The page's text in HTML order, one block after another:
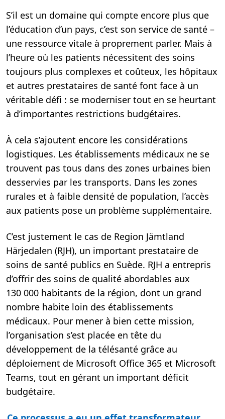
S’il est un domaine qui compte encore plus que
l’éducation d’un pays, c’est son service de santé –
une ressource vitale à proprement parler. Mais à
l’heure où les patients nécessitent des soins
toujours plus complexes et coûteux, les hôpitaux
et autres prestataires de santé font face à un
véritable défi : se moderniser tout en se heurtant
à d’importantes restrictions budgétaires.
À cela s’ajoutent encore les considérations
logistiques. Les établissements médicaux ne se
trouvent pas tous dans des zones urbaines bien
desservies par les transports. Dans les zones
rurales et à faible densité de population, l’accès
aux patients pose un problème supplémentaire.
C’est justement le cas de Region Jämtland
Härjedalen (RJH), un important prestataire de
soins de santé publics en Suède. RJH a entrepris
d’offrir des soins de qualité abordables aux
130 000 habitants de la région, dont un grand
nombre habite loin des établissements
médicaux. Pour mener à bien cette mission,
l’organisation s’est placée en tête du
développement de la télésanté grâce au
déploiement de Microsoft Office 365 et Microsoft
Teams, tout en gérant un important déficit
budgétaire.